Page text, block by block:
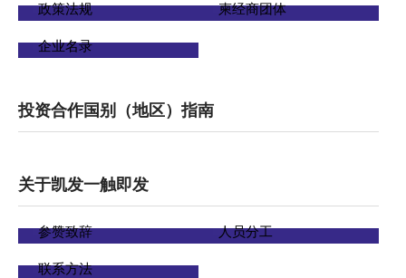
政策法规 柬经商团体
企业名录
投资合作国别（地区）指南
关于凯发一触即发
参赞致辞 人员分工
联系方法